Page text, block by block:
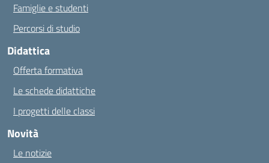
Famiglie e studenti
Percorsi di studio
Didattica
Offerta formativa
Le schede didattiche
I progetti delle classi
Novità
Le notizie